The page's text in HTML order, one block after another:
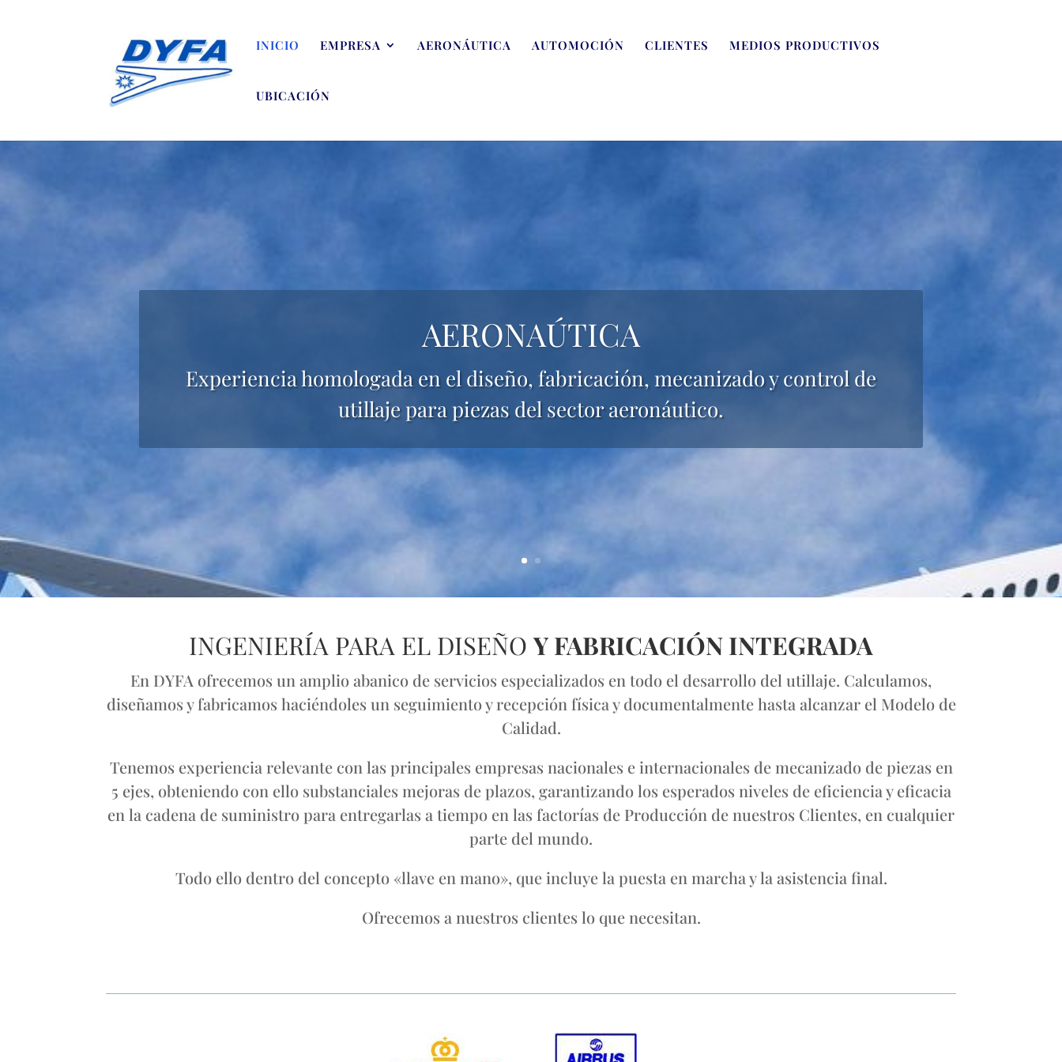
INICIO EMPRESA AERONÁUTICA AUTOMOCIÓN CLIENTES MEDIOS PRODUCTIVOS
UBICACIÓN
AERONAÚTICA
Experiencia homologada en el diseño, fabricación, mecanizado y control de
utillaje para piezas del sector aeronáutico.
INGENIERÍA PARA EL DISEÑOY FABRICACIÓN INTEGRADA
En DYFA ofrecemos un amplio abanico de servicios especializados en todo el desarrollo del utillaje. Calculamos,
diseñamos y fabricamos haciéndoles un seguimiento y recepción física y documentalmente hasta alcanzar el Modelo de
Calidad.
Tenemos experiencia relevante con las principales empresas nacionales e internacionales de mecanizado de piezas en
5 ejes, obteniendo con ello substanciales mejoras de plazos, garantizando los esperados niveles de eficiencia y eficacia
en la cadena de suministro para entregarlas a tiempo en las factorías de Producción de nuestros Clientes, en cualquier
parte del mundo.
Todo ello dentro del concepto «llave en mano», que incluye la puesta en marcha y la asistencia final.
Ofrecemos a nuestros clientes lo que necesitan.